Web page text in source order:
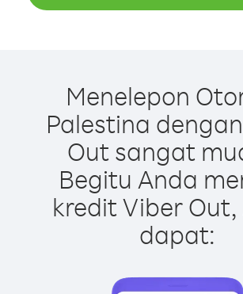
Menelepon
Palestina
Out sangat
Begitu Anda
kredit Viber
dapat: